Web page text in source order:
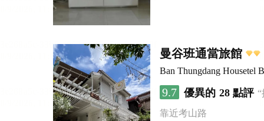
曼谷班通當旅館
Ban Thungdang Housetel
9.7 優異的 28 點評
靠近考山路